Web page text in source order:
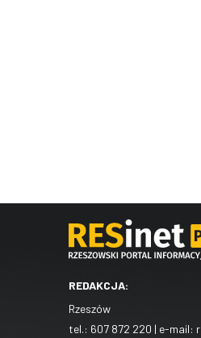
REDAKCJA:
Rzeszów
tel.: 607 872 220 | e-mail: